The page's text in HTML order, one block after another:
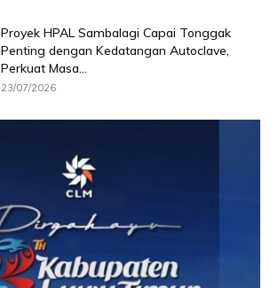
Proyek HPAL Sambalagi Capai Tonggak
Penting dengan Kedatangan Autoclave,
Perkuat Masa...
23/07/2026